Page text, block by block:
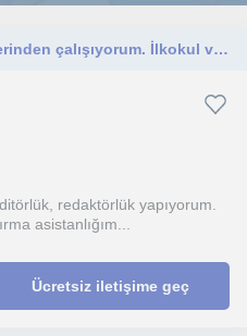
İzmir'de ve online platform üzerinden çalışıyorum. İlkokul ve ortaokul seviyesi Türkçe ve İngilizce dersleri veriyorum.
redaktörlük yapıyorum.
asistanlığım...
Ücretsiz iletişime geç